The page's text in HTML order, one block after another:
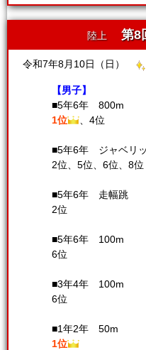
陸上 第8
令和7年8月10日（日）
【男子】
■5年6年 800m
1位
、4位
■5年6年 ジャベリ
2位、5位、6位、8位
■5年6年 走幅跳
2位
■5年6年 100m
6位
■3年4年 100m
6位
■1年2年 50m
1位